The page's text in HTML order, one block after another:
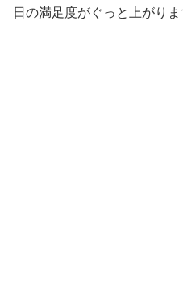
日の満足度がぐっと上がりま